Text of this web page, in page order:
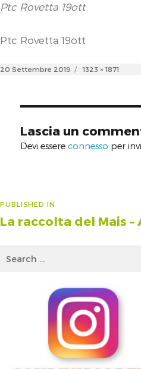
Ptc Rovetta 19ott
Ptc Rovetta 19ott
Posted
20 Settembre 2019
Full
1323 × 1871
Lascia un
Devi essereconnesso per
Navigazione
articoli
PUBLISHED IN
La raccolta del Mais –